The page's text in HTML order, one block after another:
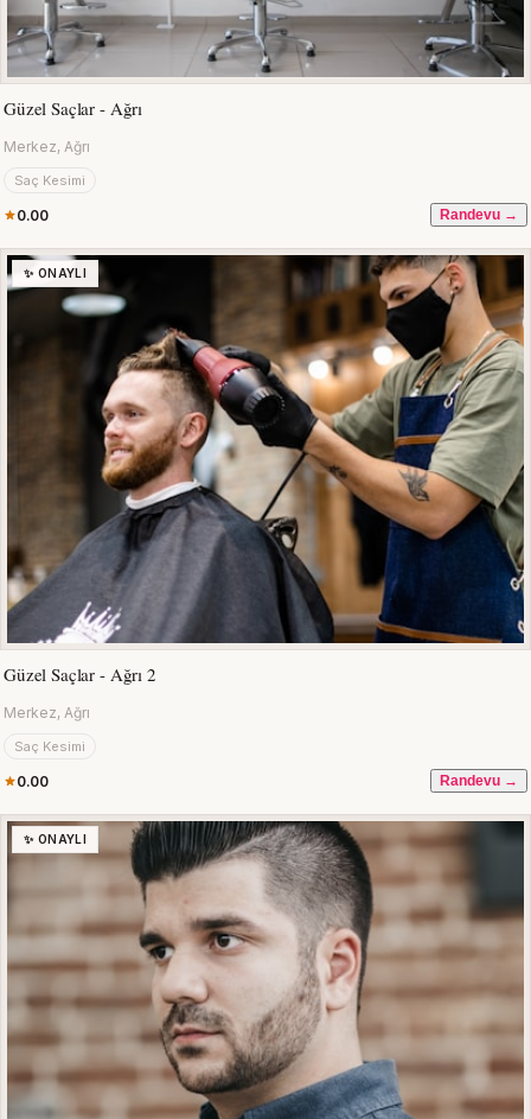
Güzel Saçlar - Ağrı
Merkez, Ağrı
Saç Kesimi
0.00 Randevu →
✨ ONAYLI
Güzel Saçlar - Ağrı 2
Merkez, Ağrı
Saç Kesimi
0.00 Randevu →
✨ ONAYLI